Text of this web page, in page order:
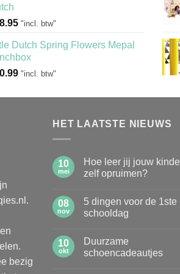
"incl. btw"
Dutch Spring Flowers Mepal
"incl. btw"
bezig
HET LAATSTE NIEUWS
10
mei
Hoe leer jij jouw
zelf opruimen?
op
Hoe
leer
kinderen
opruimen?
08
nov
5 dingen voor de 1ste
schooldag
op
dingen
10
okt
Duurzame
schoencadeautjes